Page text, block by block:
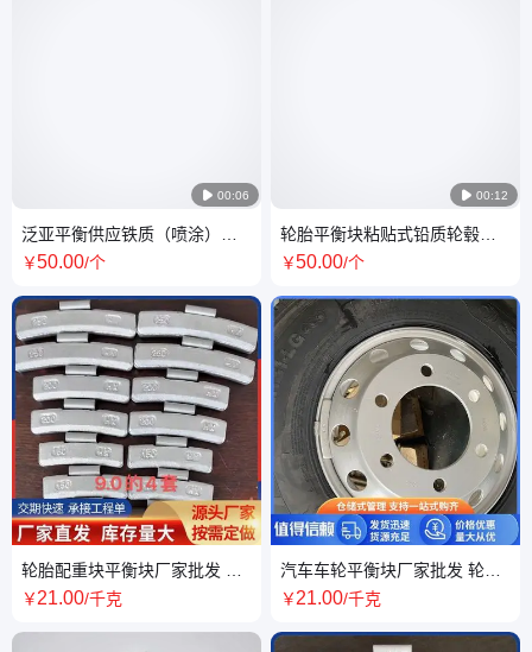
 00:06
泛亚平衡供应铁质（喷涂）双
面胶粘贴式平衡块 可定制
￥50.00/个
轮胎配重块平衡块厂家批发 汽
车专用卡扣式 售后有保障
￥21.00/千克
 00:12
轮胎平衡块粘贴式铅质轮毂配
重块钢制平衡 块生产
￥50.00/个
汽车车轮平衡块厂家批发 轮胎
保养附件配重块 规格多样
￥21.00/千克